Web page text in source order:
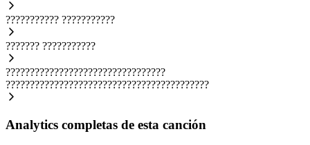
??????????? ???????????
??????? ???????????
?????????????????????????????????
??????????????????????????????????????????
Analytics completas de esta canción